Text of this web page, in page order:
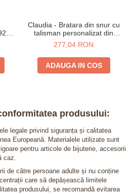
-
Claudia - Bratara din snur cu
talisman personalizat din
argint 925 placat cu aur 24K -
Inimioara
277,04 RON
ADAUGA IN COS
produsului:
legale privind siguranța și calitatea
Europeană. Materialele utilizate sunt
pentru articole de bijuterie, accesorii
caz.
de către persoane adulte și nu conține
care să depășească limitele
produsului, se recomandă evitarea